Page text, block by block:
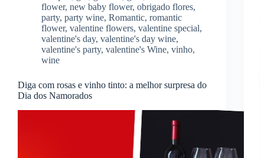
flower, new baby flower, obrigado flores,
party, party wine, Romantic, romantic
flower, valentine flowers, valentine special,
valentine's day, valentine's day wine,
valentine's party, valentine's Wine, vinho,
wine
Diga com rosas e vinho tinto: a melhor surpresa do
Dia dos Namorados